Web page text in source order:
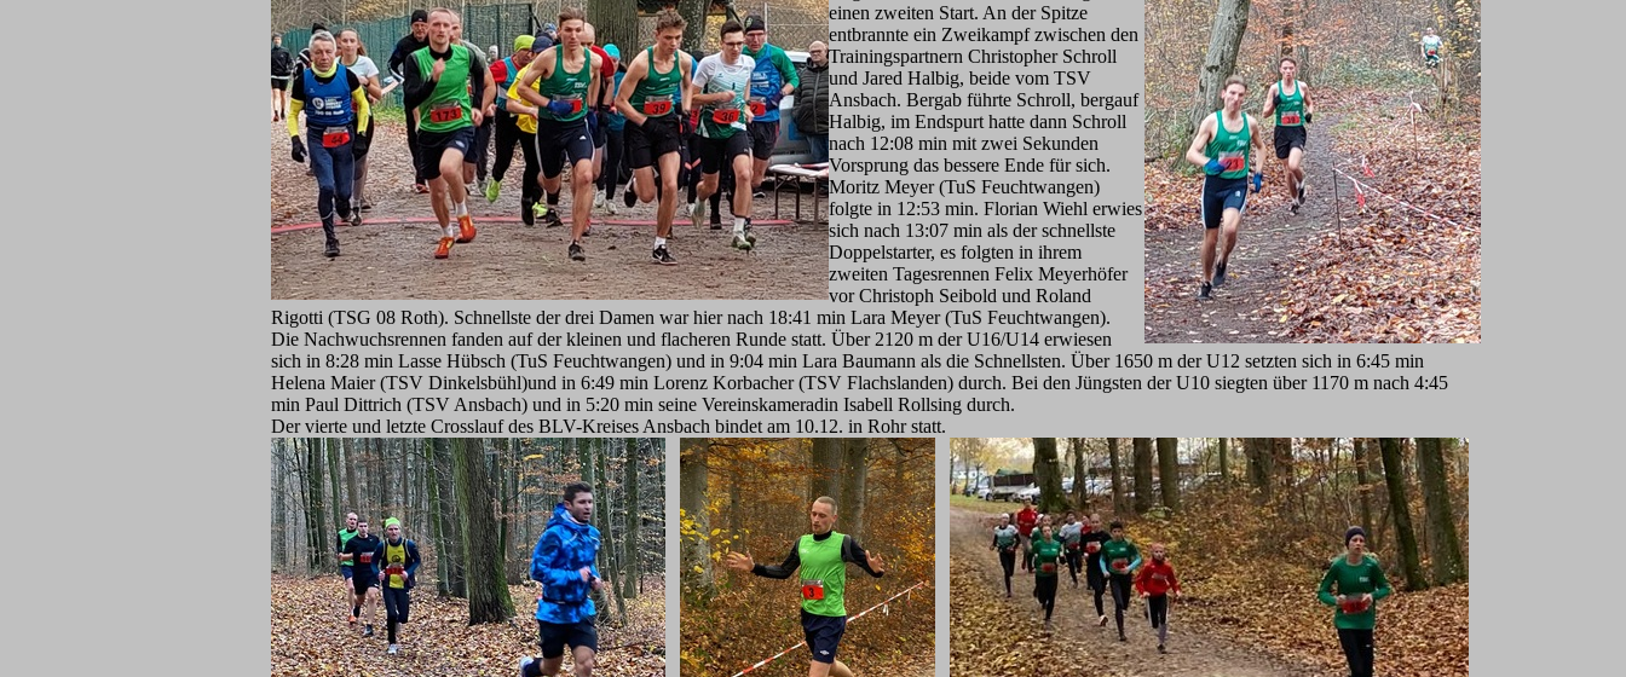
einen zweiten Start. An der Spitze
entbrannte ein Zweikampf zwischen den
Trainingspartnern Christopher Schroll
und Jared Halbig, beide vom TSV
Ansbach. Bergab führte Schroll, bergauf
Halbig, im Endspurt hatte dann Schroll
nach 12:08 min mit zwei Sekunden
Vorsprung das bessere Ende für sich.
Moritz Meyer (TuS Feuchtwangen)
folgte in 12:53 min. Florian Wiehl erwies
sich nach 13:07 min als der schnellste
Doppelstarter, es folgten in ihrem
zweiten Tagesrennen Felix Meyerhöfer
vor Christoph Seibold und Roland
Rigotti (TSG 08 Roth). Schnellste der drei Damen war hier nach 18:41 min Lara Meyer (TuS Feuchtwangen).
Die Nachwuchsrennen fanden auf der kleinen und flacheren Runde statt. Über 2120 m der U16/U14 erwiesen
sich in 8:28 min Lasse Hübsch (TuS Feuchtwangen) und in 9:04 min Lara Baumann als die Schnellsten. Über 1650 m der U12 setzten sich in 6:45 min
Helena Maier (TSV Dinkelsbühl)und in 6:49 min Lorenz Korbacher (TSV Flachslanden) durch. Bei den Jüngsten der U10 siegten über 1170 m nach 4:45
min Paul Dittrich (TSV Ansbach) und in 5:20 min seine Vereinskameradin Isabell Rollsing durch.
Der vierte und letzte Crosslauf des BLV-Kreises Ansbach bindet am 10.12. in Rohr statt.